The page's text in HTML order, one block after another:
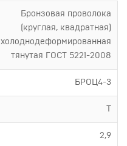
Бронзовая проволока
(круглая, квадратная)
холоднодеформированная
тянутая ГОСТ 5221-2008
БРОЦ4-3
2,9